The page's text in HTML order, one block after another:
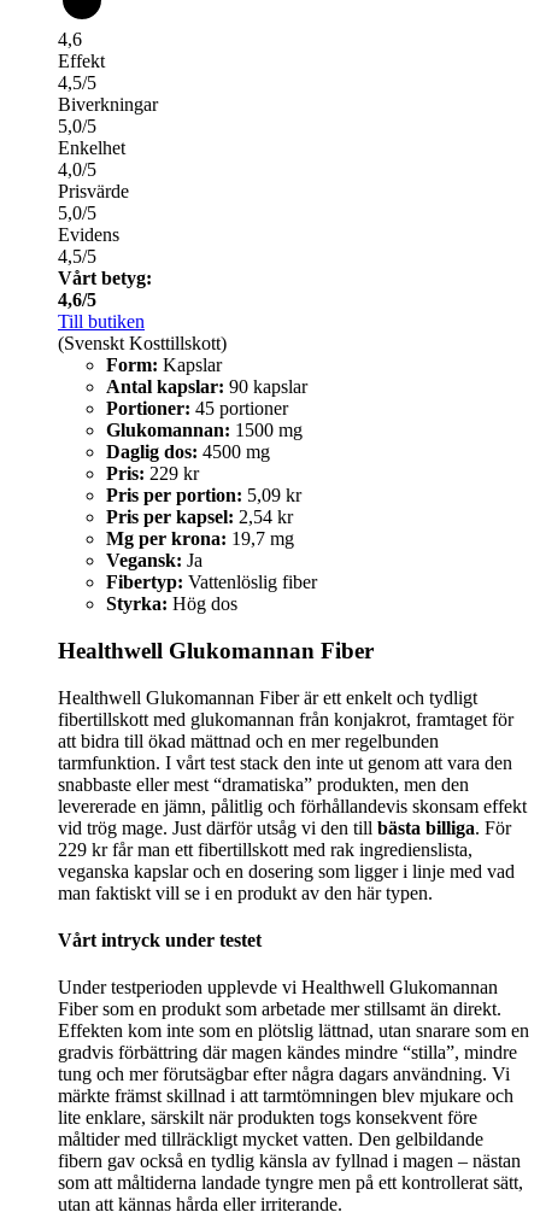
4,6
Effekt
4,5/5
Biverkningar
5,0/5
Enkelhet
4,0/5
Prisvärde
5,0/5
Evidens
4,5/5
Vårt betyg:
4,6/5
Till butiken
(Svenskt Kosttillskott)
Form: Kapslar
Antal kapslar: 90 kapslar
Portioner: 45 portioner
Glukomannan: 1500 mg
Daglig dos: 4500 mg
Pris: 229 kr
Pris per portion: 5,09 kr
Pris per kapsel: 2,54 kr
Mg per krona: 19,7 mg
Vegansk: Ja
Fibertyp: Vattenlöslig fiber
Styrka: Hög dos
Healthwell Glukomannan Fiber
Healthwell Glukomannan Fiber är ett enkelt och tydligt
fibertillskott med glukomannan från konjakrot, framtaget för
att bidra till ökad mättnad och en mer regelbunden
tarmfunktion. I vårt test stack den inte ut genom att vara den
snabbaste eller mest “dramatiska” produkten, men den
levererade en jämn, pålitlig och förhållandevis skonsam effekt
vid trög mage. Just därför utsåg vi den till bästa billiga. För
229 kr får man ett fibertillskott med rak ingredienslista,
veganska kapslar och en dosering som ligger i linje med vad
man faktiskt vill se i en produkt av den här typen.
Vårt intryck under testet
Under testperioden upplevde vi Healthwell Glukomannan
Fiber som en produkt som arbetade mer stillsamt än direkt.
Effekten kom inte som en plötslig lättnad, utan snarare som en
gradvis förbättring där magen kändes mindre “stilla”, mindre
tung och mer förutsägbar efter några dagars användning. Vi
märkte främst skillnad i att tarmtömningen blev mjukare och
lite enklare, särskilt när produkten togs konsekvent före
måltider med tillräckligt mycket vatten. Den gelbildande
fibern gav också en tydlig känsla av fyllnad i magen – nästan
som att måltiderna landade tyngre men på ett kontrollerat sätt,
utan att kännas hårda eller irriterande.